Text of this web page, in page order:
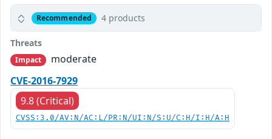
Recommended 4 products
Threats
Impact
moderate
CVE-2016-7929
9.8 (Critical)
CVSS:3.0/AV:N/AC:L/PR:N/UI:N/S:U/C:H/I:H/A:H